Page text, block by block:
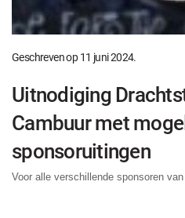
Geschreven op11 juni 2024.
Uitnodiging
Cambuur met
sponsoruitingen
Voor alle verschillende sponsoren